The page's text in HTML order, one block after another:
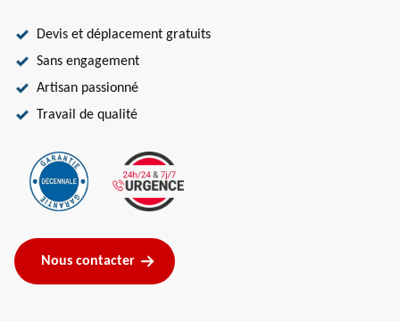
Devis et déplacement gratuits
Sans engagement
Artisan passionné
Travail de qualité
Nous contacter